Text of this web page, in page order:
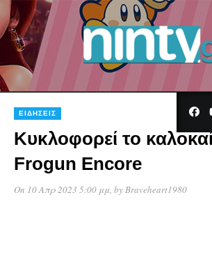
ΕΙΔΉΣΕΙΣ
Κυκλοφορεί το
Frogun Encore
On 10 Απρ 2023 5:00 μμ , by Braveheart1980